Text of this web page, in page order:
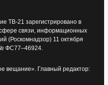
ТВ-21 зарегистрировано в
связи, информационных
(Роскомнадзор) 11 октября
ФС77–46924.
вещание». Главный редактор: